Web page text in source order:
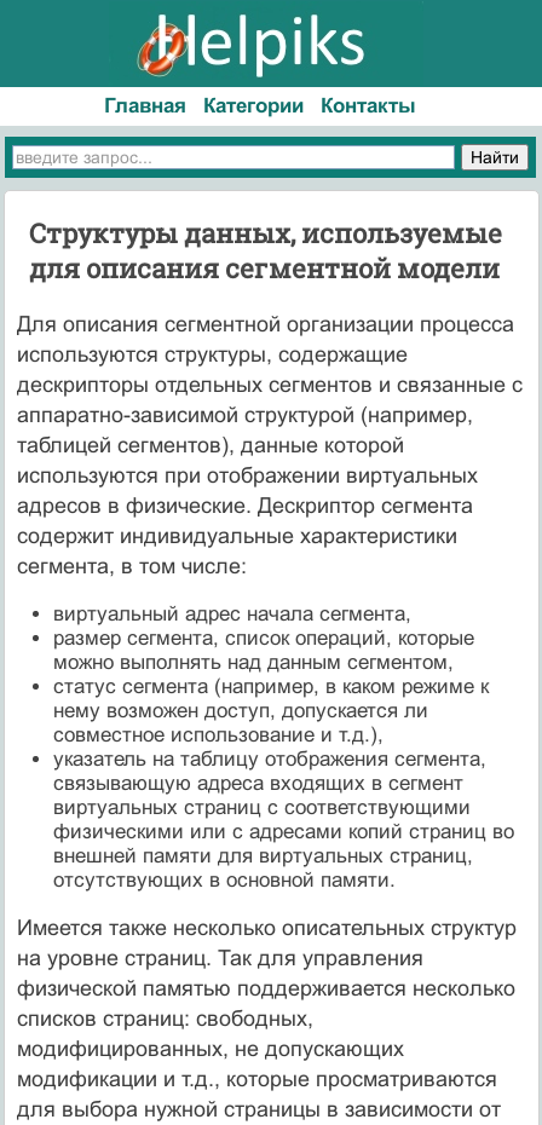
Главная Категории Контакты
Структуры данных, используемые
для описания сегментной модели
Для описания сегментной организации процесса
используются структуры, содержащие
дескрипторы отдельных сегментов и связанные с
аппаратно-зависимой структурой (например,
таблицей сегментов), данные которой
используются при отображении виртуальных
адресов в физические. Дескриптор сегмента
содержит индивидуальные характеристики
сегмента, в том числе:
виртуальный адрес начала сегмента,
размер сегмента, список операций, которые
можно выполнять над данным сегментом,
статус сегмента (например, в каком режиме к
нему возможен доступ, допускается ли
совместное использование и т.д.),
указатель на таблицу отображения сегмента,
связывающую адреса входящих в сегмент
виртуальных страниц с соответствующими
физическими или с адресами копий страниц во
внешней памяти для виртуальных страниц,
отсутствующих в основной памяти.
Имеется также несколько описательных структур
на уровне страниц. Так для управления
физической памятью поддерживается несколько
списков страниц: свободных,
модифицированных, не допускающих
модификации и т.д., которые просматриваются
для выбора нужной страницы в зависимости от